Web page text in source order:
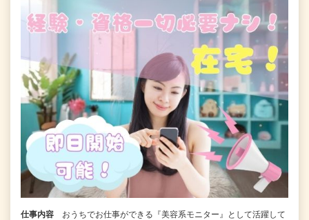
仕事内容
おうちでお仕事ができる『美容系モニター』として活躍して